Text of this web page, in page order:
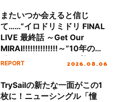
またいつか会えると信じ
て……“イロドリミドリ FINAL
LIVE 最終話 ～Get Our
MIRAI!!!!!!!!!!!!!!～”10年の活
動を経てファイナルを迎える
REPORT 2026.08.06
TrySailの新たな一面がこの1
枚に！ニューシングル「憧